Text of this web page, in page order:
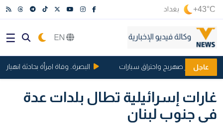
+43°C بغداد
عاجل
انفجار صهريج واحتراق سيارات البصرة.. وفاة امرأة بحادثة انهيار شقة
غارات إسرائيلية تطال بلدات عدة
في جنوب لبنان